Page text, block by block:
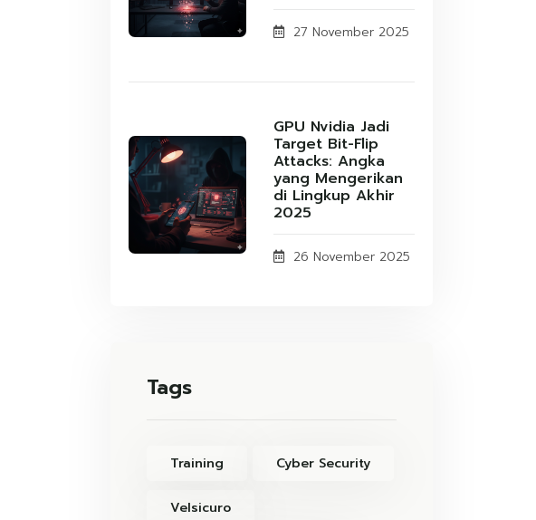
27 November 2025
GPU Nvidia Jadi
Target Bit-Flip
Attacks: Angka
yang Mengerikan
di Lingkup Akhir
2025
26 November 2025
Tags
Training Cyber Security
Velsicuro